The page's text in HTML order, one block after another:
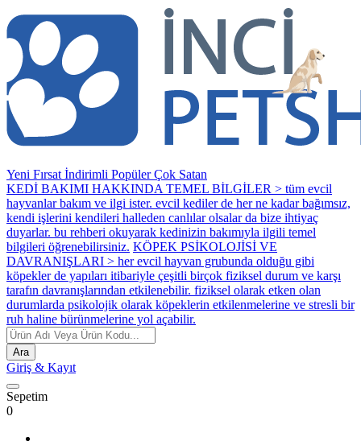
Yeni Fırsat İndirimli PopülerÇok Satan
KEDİ BAKIMI HAKKINDA TEMEL BİLGİLER > tüm evcil
hayvanlar bakım ve ilgi ister. evcil kediler de her ne kadar bağımsız,
kendi işlerini kendileri halleden canlılar olsalar da bize ihtiyaç
duyarlar. bu rehberi okuyarak kedinizin bakımıyla ilgili temel
bilgileri öğrenebilirsiniz. KÖPEK PSİKOLOJİSİ VE
DAVRANIŞLARI > her evcil hayvan grubunda olduğu gibi
köpekler de yapıları itibariyle çeşitli birçok fiziksel durum ve karşı
tarafın davranışlarından etkilenebilir. fiziksel olarak etken olan
durumlarda psikolojik olarak köpeklerin etkilenmelerine ve stresli bir
ruh haline bürünmelerine yol açabilir.
Ara
Giriş & Kayıt
Sepetim
0